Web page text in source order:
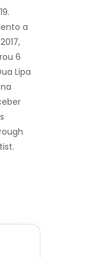
a
6
Lipa